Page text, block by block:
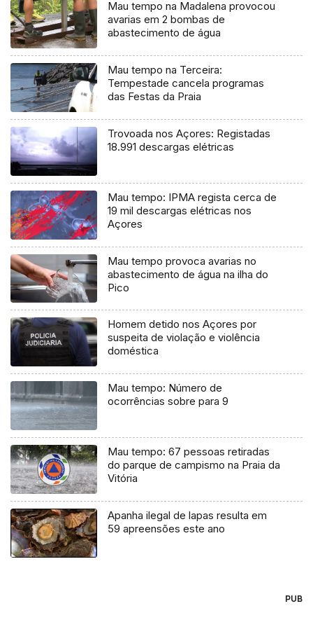
Mau tempo na Madalena provocou
avarias em 2 bombas de
abastecimento de água
Mau tempo na Terceira:
Tempestade cancela programas
das Festas da Praia
Trovoada nos Açores: Registadas
18.991 descargas elétricas
Mau tempo: IPMA regista cerca de
19 mil descargas elétricas nos
Açores
Mau tempo provoca avarias no
abastecimento de água na ilha do
Pico
Homem detido nos Açores por
suspeita de violação e violência
doméstica
Mau tempo: Número de
ocorrências sobre para 9
Mau tempo: 67 pessoas retiradas
do parque de campismo na Praia da
Vitória
Apanha ilegal de lapas resulta em
59 apreensões este ano
PUB